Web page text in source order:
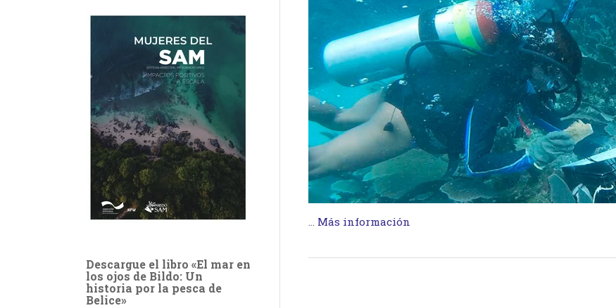
Más información
Descargue el libro «El mar en
los ojos de Bildo: Un
historia por la pesca de
Belice»